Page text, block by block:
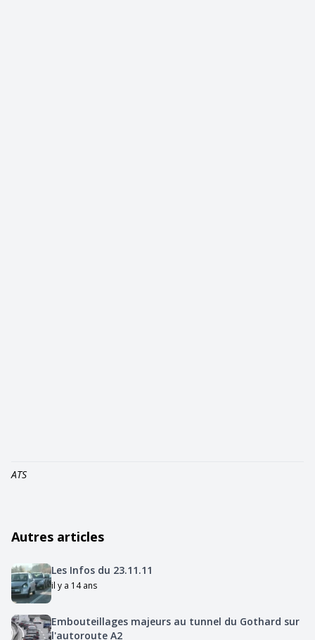
ATS
Autres articles
Les Infos du 23.11.11
il y a 14 ans
Embouteillages majeurs au tunnel du Gothard sur
l'autoroute A2